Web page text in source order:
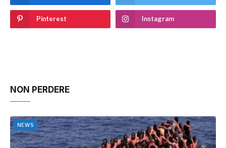
Pinterest Instagram
NON PERDERE
NEWS